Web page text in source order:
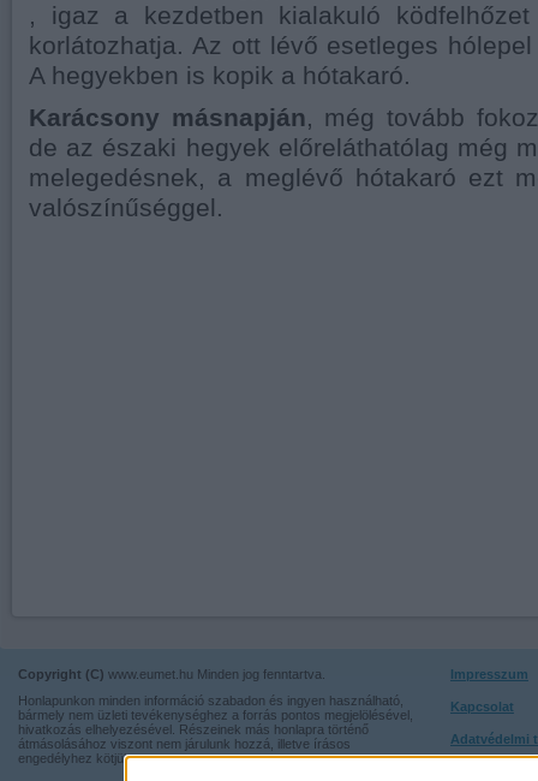
, igaz a kezdetben kialakuló
korlátozhatja. Az ott lévő esetleges
A hegyekben is kopik a hótakaró.
Karácsony másnapján, még tovább
de az északi hegyek előreláthatólag még
melegedésnek, a meglévő hótakaró ezt
valószínűséggel.
Copyright (C) www.eumet.hu Minden jog fenntartva.
Honlapunkon minden információ szabadon és ingyen használható,
bármely nem üzleti tevékenységhez a forrás pontos megjelölésével,
hivatkozás elhelyezésével. Részeinek más honlapra történő
átmásolásához viszont nem járulunk hozzá, illetve írásos
engedélyhez kötjük.
Impresszum
Kapcsolat
Adatvédelmi